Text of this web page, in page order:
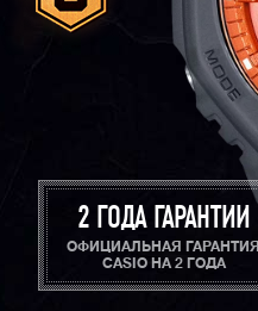
2 ГОДА ГАРАНТИИ
ОФИЦИАЛЬНАЯ ГАРАНТИЯ
CASIO НА 2 ГОДА